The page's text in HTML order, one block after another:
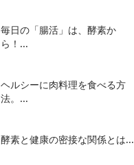
毎日の「腸活」は、酵素か
ら！...
ヘルシーに肉料理を食べる方
法。...
酵素と健康の密接な関係とは...